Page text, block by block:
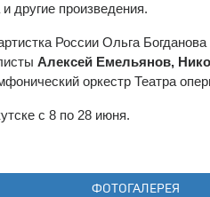
другие произведения.
России Ольга
Алексей Емельянов,
оркестр Театра
с 8 по 28 июня.
ФОТОГАЛЕРЕЯ